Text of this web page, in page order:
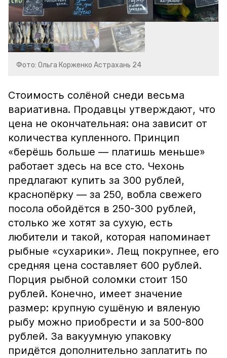
Фото: Ольга Корженко Астрахань 24
Стоимость солёной снеди весьма
вариативна. Продавцы утверждают, что
цена не окончательная: она зависит от
количества купленного. Принцип
«берёшь больше — платишь меньше»
работает здесь на все сто. Чехонь
предлагают купить за 300 рублей,
краснопёрку — за 250, вобла свежего
посола обойдётся в 250-300 рублей,
столько же хотят за сухую, есть
любители и такой, которая напоминает
рыбные «сухарики». Лещ покрупнее, его
средняя цена составляет 600 рублей.
Порция рыбной соломки стоит 150
рублей. Конечно, имеет значение
размер: крупную сушёную и вяленую
рыбу можно приобрести и за 500-800
рублей. За вакуумную упаковку
придётся дополнительно заплатить по